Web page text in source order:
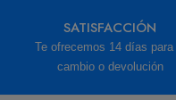
SATISFACCIÓN
Te ofrecemos 14 días para
cambio o devolución